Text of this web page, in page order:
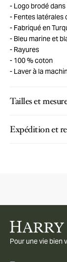
Logo brodé dans
Fentes latérales
Fabriqué en
Bleu marine et
Rayures
100 % coton
Laver à la
Tailles et
Expédition et
Pour une vie bien